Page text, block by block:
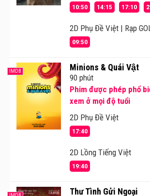
10:50 14:15 17:10
2D Phụ Đề Việt | Rạp
09:50
IMDB Minions & Quái Vật
90 phút
Phim được phép phổ
xem ở mọi độ tuổi
2D Phụ Đề Việt
17:40
2D Lồng Tiếng Việt
19:40
Thư Tình Gửi Ngoại